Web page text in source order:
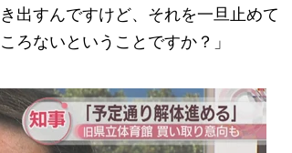
出すんですけど、それを一旦止めて
ろないということですか？」